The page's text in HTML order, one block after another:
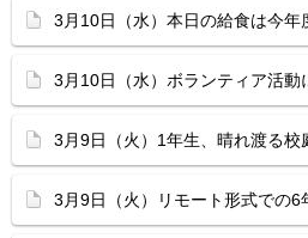
3月10日（水）本日の給食は今年
3月10日（水）ボランティア活動
3月9日（火）1年生、晴れ渡る校
3月9日（火）リモート形式での6